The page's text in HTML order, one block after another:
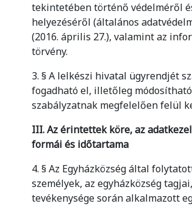
tekintetében történő védelméről
helyezéséről (általános
(2016. április 27.), valamint az
törvény.
3. § A lelkészi hivatal ügyrendjét
fogadható el, illetőleg
szabályzatnak megfelelően felül
III. Az érintettek köre, az
formái és időtartama
4. § Az Egyházközség által
személyek, az egyházközség
tevékenysége során alkalmazott